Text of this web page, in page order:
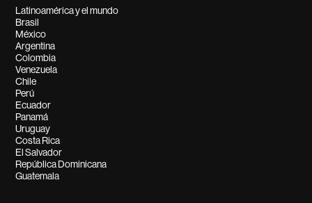
Latinoamérica y el mundo
Brasil
México
Argentina
Colombia
Venezuela
Chile
Perú
Ecuador
Panamá
Uruguay
Costa Rica
El Salvador
República Dominicana
Guatemala